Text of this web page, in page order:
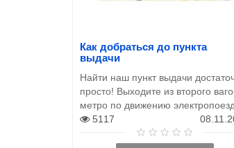
Как добраться до пункта
выдачи
Найти наш пункт выдачи
просто! Выходите из второго
метро по движению
5117